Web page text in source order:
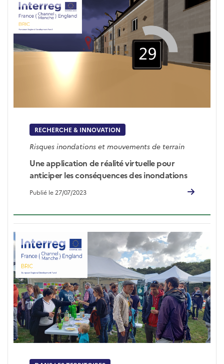
RECHERCHE & INNOVATION
Risques inondations et mouvements de terrain
Une application de réalité virtuelle pour
anticiper les conséquences des inondations
Publié le 27/07/2023